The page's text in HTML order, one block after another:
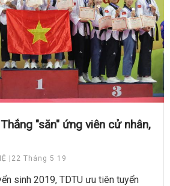
"săn" ứng viên cử nhân,
| 22 Tháng 5 19
sinh 2019, TDTU ưu tiên tuyển